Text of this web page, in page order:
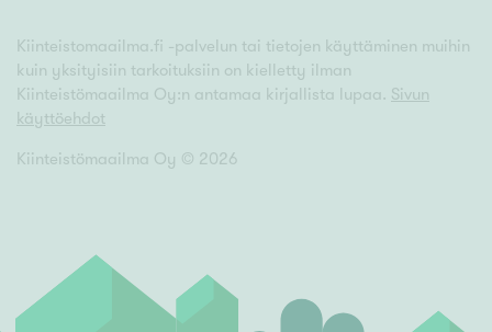
Maalämpö
Oma ranta
Oma sauna
Parveke
Kiinteistomaailma.fi -palvelun tai tietojen käyttäminen muihin
kuin yksityisiin tarkoituksiin on kielletty ilman
Kiinteistömaailma Oy:n antamaa kirjallista lupaa. Sivun
käyttöehdot
Kiinteistömaailma Oy © 2026